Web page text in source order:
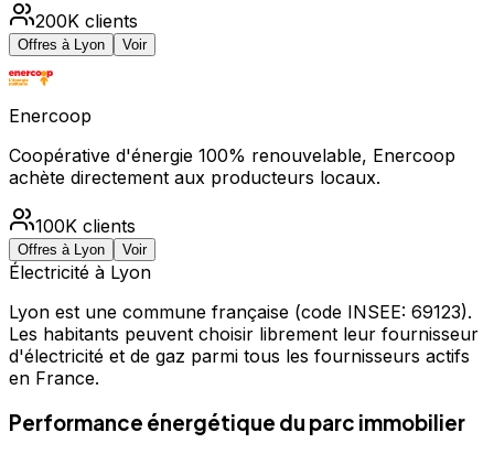
200K clients
Offres à Lyon Voir
Enercoop
Coopérative d'énergie 100% renouvelable, Enercoop
achète directement aux producteurs locaux.
100K clients
Offres à Lyon Voir
Électricité à Lyon
Lyon est une commune française (code INSEE: 69123).
Les habitants peuvent choisir librement leur fournisseur
d'électricité et de gaz parmi tous les fournisseurs actifs
en France.
Performance énergétique du parc immobilier